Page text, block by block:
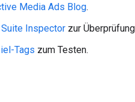
Media Ads Blog.
Inspector zur
Tags zum Testen.